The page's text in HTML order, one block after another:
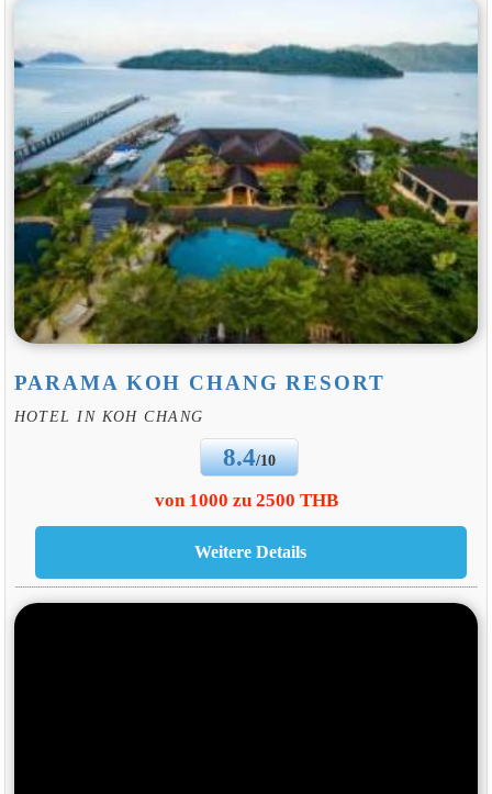
PARAMA KOH CHANG RESORT
HOTEL IN KOH CHANG
8.4/10
von 1000 zu 2500 THB